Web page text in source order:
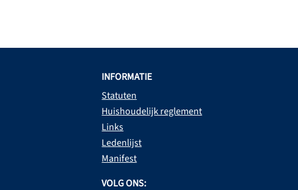
INFORMATIE
Statuten
Huishoudelijk reglement
Links
Ledenlijst
Manifest
VOLG ONS: